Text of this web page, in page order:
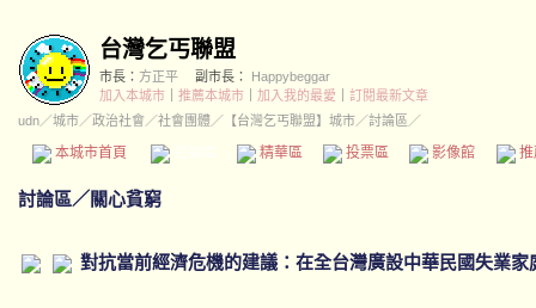
台灣乞丐聯盟
市長： 方正平 副市長：
Happybeggar
加入本城市
推薦本城市 加入我的最愛
訂閱最新文章
udn／城市／政治社會 ／社會團體／ 【台灣乞丐聯盟】城市／討論區／
本城市首頁 精華區 投票區 影像館
討論區／ 關心貧窮
對抗當前經濟危機的建議：在全台灣廣設中華民國失業家